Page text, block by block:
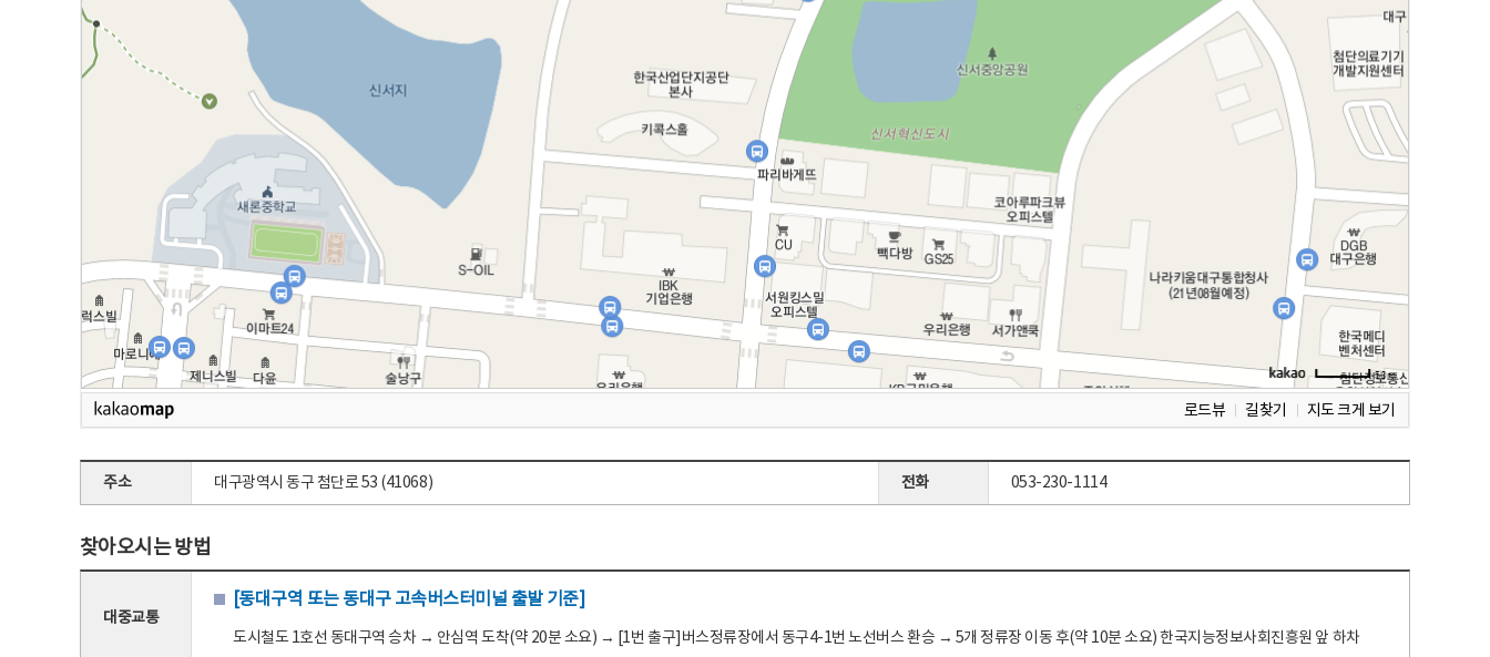
로드뷰 길찾기 지도 크게 보기
주소 대구광역시 동구 첨단로 53 (41068) 전화 053-230-1114
찾아오시는 방법
대중교통
[동대구역 또는 동대구 고속버스터미널 출발 기준]
도시철도 1호선 동대구역 승차 → 안심역 도착(약 20분 소요) → [1번 출구]버스정류장에서 동구4-1번 노선버스 환승 → 5개 정류장 이동 후(약 10분 소요) 한국지능정보사회진흥원 앞 하차